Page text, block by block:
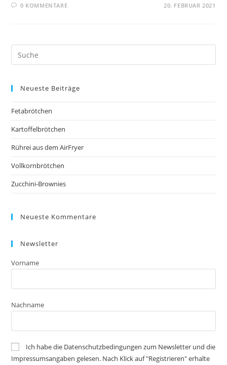
0 KOMMENTARE 20. FEBRUAR 2021
Neueste Beiträge
Fetabrötchen
Kartoffelbrötchen
Rührei aus dem AirFryer
Vollkornbrötchen
Zucchini-Brownies
Neueste Kommentare
Newsletter
Vorname
Nachname
Ich habe die Datenschutzbedingungen zum Newsletter und die
Impressumsangaben gelesen. Nach Klick auf "Registrieren" erhalte